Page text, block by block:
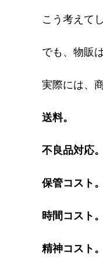
こう考えて
でも、物販
実際には、
送料。
不良品対応。
保管コスト。
時間コスト。
精神コスト。